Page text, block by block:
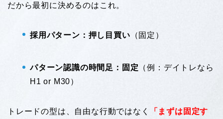
だから最初に決めるのはこれ。
採用パターン：押し目買い （固定）
パターン認識の時間足：固定 （例：デイトレなら
H1 or M30）
トレードの型は、自由な行動ではなく
「まずは固定す